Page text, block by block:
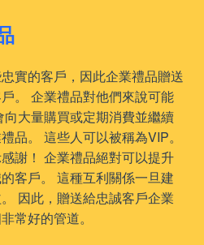
實的客戶，因此企業禮品贈送
。 企業禮品對他們來說可能
大量購買或定期消費並繼續
品。 這些人可以被稱為VIP。
謝！ 企業禮品絕對可以提升
客戶。 這種互利關係一旦建
因此，贈送給忠誠客戶企業
常好的管道。